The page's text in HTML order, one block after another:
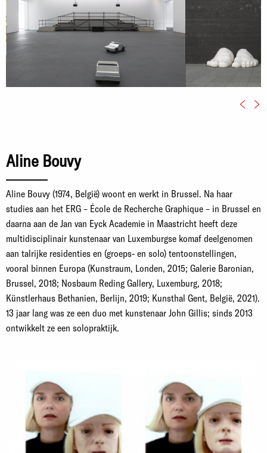
Aline Bouvy
Aline Bouvy (1974, België) woont en werkt in Brussel. Na haar
studies aan het ERG – École de Recherche Graphique – in Brussel en
daarna aan de Jan van Eyck Academie in Maastricht heeft deze
multidisciplinair kunstenaar van Luxemburgse komaf deelgenomen
aan talrijke residenties en (groeps- en solo) tentoonstellingen,
vooral binnen Europa (Kunstraum, Londen, 2015; Galerie Baronian,
Brussel, 2018; Nosbaum Reding Gallery, Luxemburg, 2018;
Künstlerhaus Bethanien, Berlijn, 2019; Kunsthal Gent, België, 2021).
13 jaar lang was ze een duo met kunstenaar John Gillis; sinds 2013
ontwikkelt ze een solopraktijk.